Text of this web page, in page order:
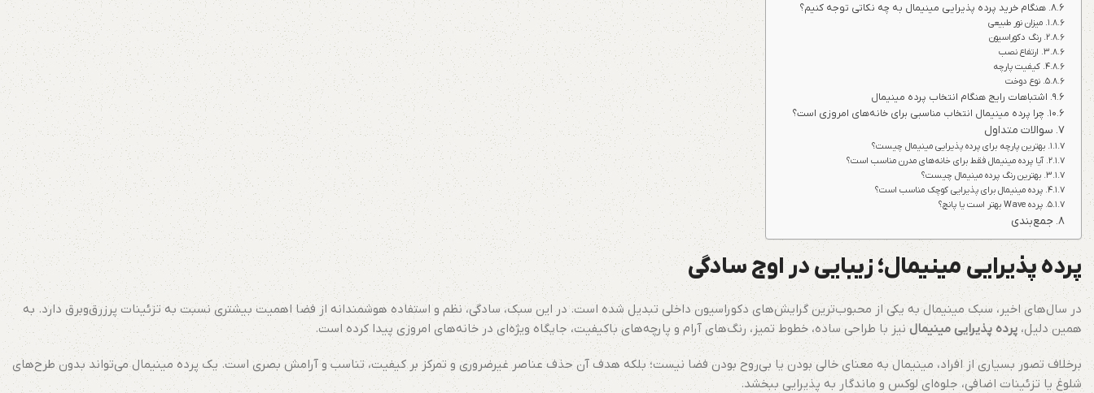
هنگام خرید پرده پذیرایی مینیمال به چه نکاتی توجه کنیم؟
میزان نور طبیعی
رنگ دکوراسیون
ارتفاع نصب
کیفیت پارچه
نوع دوخت
اشتباهات رایج هنگام انتخاب پرده مینیمال
چرا پرده مینیمال انتخاب مناسبی برای خانه‌های امروزی است؟
سوالات متداول
بهترین پارچه برای پرده پذیرایی مینیمال چیست؟
آیا پرده مینیمال فقط برای خانه‌های مدرن مناسب است؟
بهترین رنگ پرده مینیمال چیست؟
پرده مینیمال برای پذیرایی کوچک مناسب است؟
پرده Wave بهتر است یا پانچ؟
جمع‌بندی
پرده پذیرایی مینیمال؛ زیبایی در اوج سادگی
در سال‌های اخیر، سبک مینیمال به یکی از محبوب‌ترین گرایش‌های دکوراسیون داخلی تبدیل شده است. در این سبک، سادگی، نظم و استفاده هوشمندانه از فضا اهمیت بیشتری نسبت به تزئینات پرزرق‌وبرق دارد. به
همین دلیل، پرده پذیرایی مینیمالنیز با طراحی ساده، خطوط تمیز، رنگ‌های آرام و پارچه‌های باکیفیت، جایگاه ویژه‌ای در خانه‌های امروزی پیدا کرده است.
برخلاف تصور بسیاری از افراد، مینیمال به معنای خالی بودن یا بی‌روح بودن فضا نیست؛ بلکه هدف آن حذف عناصر غیرضروری و تمرکز بر کیفیت، تناسب و آرامش بصری است. یک پرده مینیمال می‌تواند بدون طرح‌های
شلوغ یا تزئینات اضافی، جلوه‌ای لوکس و ماندگار به پذیرایی ببخشد.